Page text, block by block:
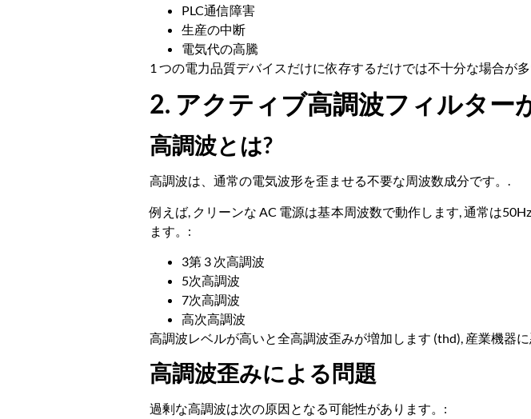
PLC通信障害
生産の中断
電気代の高騰
1 つの電力品質デバイスだけに依存するだけでは不十分な場合が
2. アクティブ高調波フィルター
高調波とは?
高調波は、通常の電気波形を歪ませる不要な周波数成分です。.
例えば, クリーンな AC 電源は基本周波数で動作します, 通常は
ます。:
3第 3 次高調波
5次高調波
7次高調波
高次高調波
高調波レベルが高いと全高調波歪みが増加します (thd), 産業機器
高調波歪みによる問題
過剰な高調波は次の原因となる可能性があります。: